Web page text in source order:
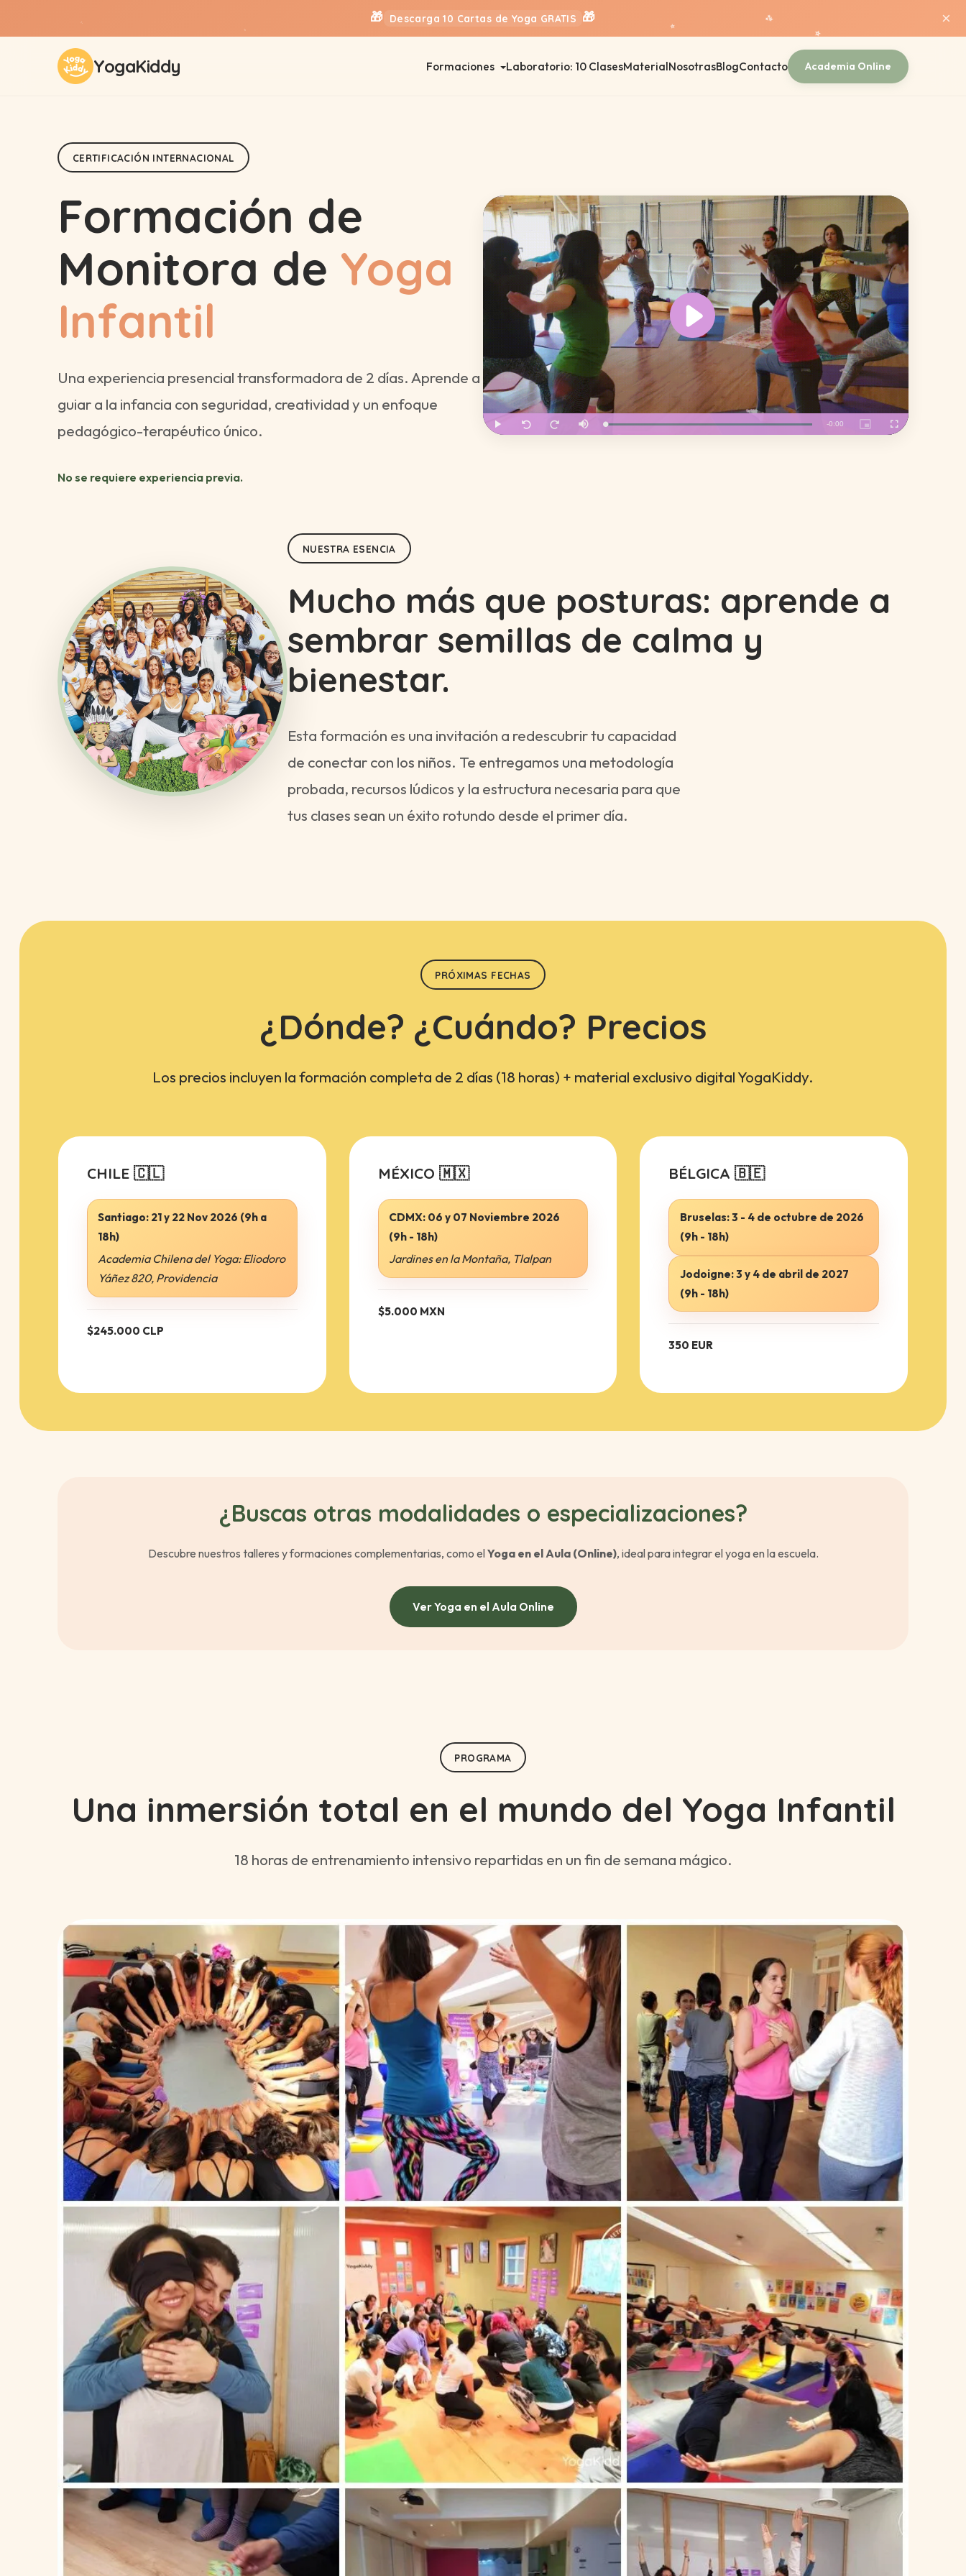
⭐
✨
🎁 Descarga 10 Cartas de Yoga GRATIS 🎁
⭐
⭐ ×
YogaKiddy Formaciones Laboratorio: 10 ClasesMaterialNosotrasBlogContacto Academia Online
CERTIFICACIÓN INTERNACIONAL
Formación de
Monitora de Yoga
Infantil
Una experiencia presencial transformadora de 2 días. Aprende a
guiar a la infancia con seguridad, creatividad y un enfoque
pedagógico-terapéutico único.
No se requiere experiencia previa.
NUESTRA ESENCIA
Mucho más que posturas: aprende a
sembrar semillas de calma y
bienestar.
Esta formación es una invitación a redescubrir tu capacidad
de conectar con los niños. Te entregamos una metodología
probada, recursos lúdicos y la estructura necesaria para que
tus clases sean un éxito rotundo desde el primer día.
PRÓXIMAS FECHAS
¿Dónde? ¿Cuándo? Precios
Los precios incluyen la formación completa de 2 días (18 horas) + material exclusivo digital YogaKiddy.
CHILE 🇨🇱
Santiago: 21 y 22 Nov 2026 (9h a
18h)
Academia Chilena del Yoga: Eliodoro
Yáñez 820, Providencia
$245.000 CLP
MÉXICO 🇲🇽
CDMX:06 y 07 Noviembre 2026
(9h - 18h)
Jardines en la Montaña, Tlalpan
$5.000 MXN
BÉLGICA 🇧🇪
Bruselas:3 - 4 de octubre de 2026
(9h - 18h)
Jodoigne:3 y 4 de abril de 2027
(9h - 18h)
350 EUR
¿Buscas otras modalidades o especializaciones?
Descubre nuestros talleres y formaciones complementarias, como elYoga en el Aula (Online), ideal para integrar el yoga en la escuela.
Ver Yoga en el Aula Online
PROGRAMA
Una inmersión total en el mundo del Yoga Infantil
18 horas de entrenamiento intensivo repartidas en un fin de semana mágico.